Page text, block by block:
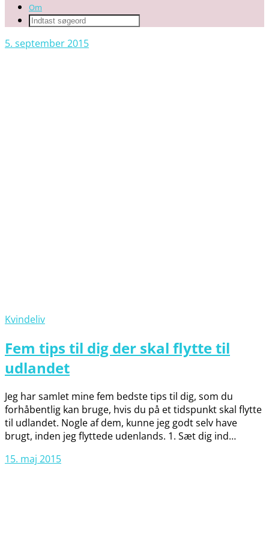
Om
5. september 2015
Kvindeliv
Fem tips til dig der skal flytte til
udlandet
Jeg har samlet mine fem bedste tips til dig, som du
forhåbentlig kan bruge, hvis du på et tidspunkt skal flytte
til udlandet. Nogle af dem, kunne jeg godt selv have
brugt, inden jeg flyttede udenlands. 1. Sæt dig ind…
15. maj 2015